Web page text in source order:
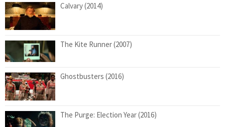
Calvary (2014)
The Kite Runner (2007)
Ghostbusters (2016)
The Purge: Election Year (2016)